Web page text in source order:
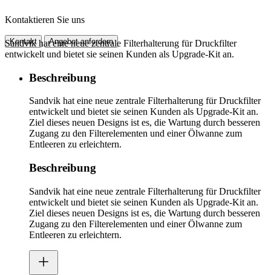
Kontaktieren Sie uns
Kontakt Angebot anfordern
Sandvik hat eine neue zentrale Filterhalterung für Druckfilter
entwickelt und bietet sie seinen Kunden als Upgrade-Kit an.
Beschreibung
Sandvik hat eine neue zentrale Filterhalterung für Druckfilter
entwickelt und bietet sie seinen Kunden als Upgrade-Kit an.
Ziel dieses neuen Designs ist es, die Wartung durch besseren
Zugang zu den Filterelementen und einer Ölwanne zum
Entleeren zu erleichtern.
Beschreibung
Sandvik hat eine neue zentrale Filterhalterung für Druckfilter
entwickelt und bietet sie seinen Kunden als Upgrade-Kit an.
Ziel dieses neuen Designs ist es, die Wartung durch besseren
Zugang zu den Filterelementen und einer Ölwanne zum
Entleeren zu erleichtern.